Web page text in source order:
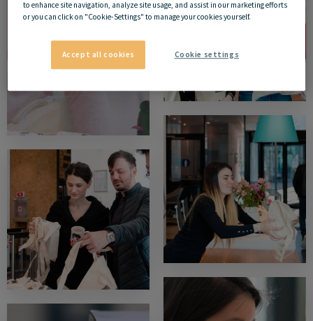
to enhance site navigation, analyze site usage, and assist in our marketing efforts
or you can click on "Cookie-Settings" to manage your cookies yourself.
Accept all cookies Cookie settings